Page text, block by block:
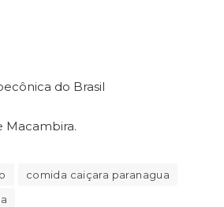
do Brasil
Macambira.
comida caiçara paranagua